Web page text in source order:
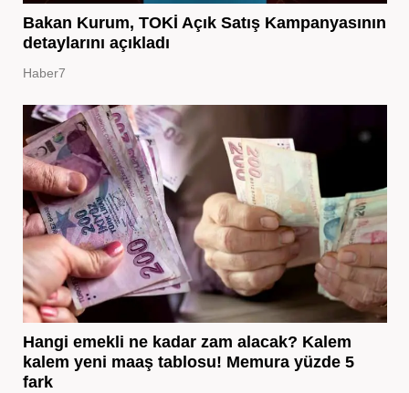
Bakan Kurum, TOKİ Açık Satış Kampanyasının
detaylarını açıkladı
Haber7
Hangi emekli ne kadar zam alacak? Kalem
kalem yeni maaş tablosu! Memura yüzde 5
fark